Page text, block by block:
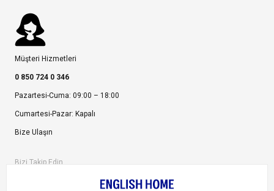
Müşteri Hizmetleri
0 850 724 0 346
Pazartesi-Cuma: 09:00 – 18:00
Cumartesi-Pazar: Kapalı
Bize Ulaşın
Bizi Takip Edin